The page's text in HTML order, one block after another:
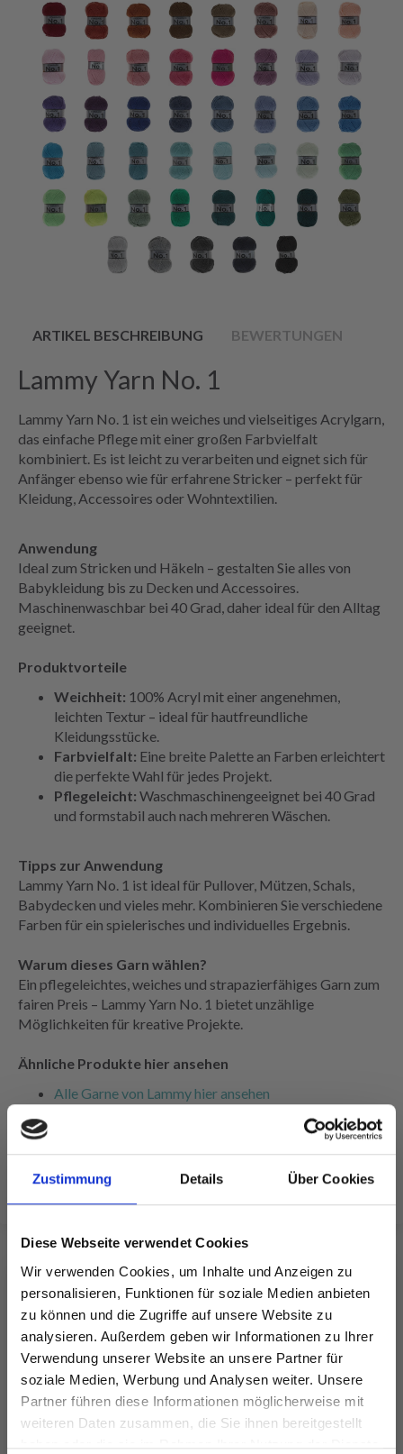
Zustimmung Details Über Cookies
Diese Webseite verwendet Cookies
Wir verwenden Cookies, um Inhalte und Anzeigen zu
personalisieren, Funktionen für soziale Medien anbieten
zu können und die Zugriffe auf unsere Website zu
analysieren. Außerdem geben wir Informationen zu Ihrer
Verwendung unserer Website an unsere Partner für
soziale Medien, Werbung und Analysen weiter. Unsere
Partner führen diese Informationen möglicherweise mit
weiteren Daten zusammen, die Sie ihnen bereitgestellt
haben oder die sie im Rahmen Ihrer Nutzung der Dienste
ARTIKEL BESCHREIBUNG BEWERTUNGEN
Lammy Yarn No. 1
Lammy Yarn No. 1 ist ein weiches und vielseitiges Acrylgarn,
das einfache Pflege mit einer großen Farbvielfalt
kombiniert. Es ist leicht zu verarbeiten und eignet sich für
Anfänger ebenso wie für erfahrene Stricker – perfekt für
Kleidung, Accessoires oder Wohntextilien.
Anwendung
Ideal zum Stricken und Häkeln – gestalten Sie alles von
Babykleidung bis zu Decken und Accessoires.
Maschinenwaschbar bei 40 Grad, daher ideal für den Alltag
geeignet.
Produktvorteile
Weichheit: 100% Acryl mit einer angenehmen,
leichten Textur – ideal für hautfreundliche
Kleidungsstücke.
Farbvielfalt: Eine breite Palette an Farben erleichtert
die perfekte Wahl für jedes Projekt.
Pflegeleicht: Waschmaschinengeeignet bei 40 Grad
und formstabil auch nach mehreren Wäschen.
Tipps zur Anwendung
Lammy Yarn No. 1 ist ideal für Pullover, Mützen, Schals,
Babydecken und vieles mehr. Kombinieren Sie verschiedene
Farben für ein spielerisches und individuelles Ergebnis.
Warum dieses Garn wählen?
Ein pflegeleichtes, weiches und strapazierfähiges Garn zum
fairen Preis – Lammy Yarn No. 1 bietet unzählige
Möglichkeiten für kreative Projekte.
Ähnliche Produkte hier ansehen
Alle Garne von Lammy hier ansehen
Alle Strickanleitungen hier ansehen
FÜR SIE EMPFOHLEN
Spare bis zu 50%